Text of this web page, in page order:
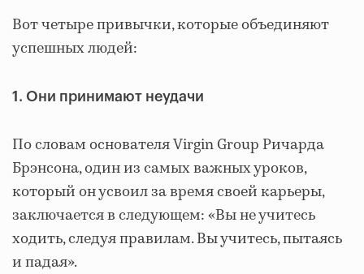
Вот четыре привычки, которые объединяют
успешных людей:
1. Они принимают неудачи
По словам основателя Virgin Group Ричарда
Брэнсона, один из самых важных уроков,
который он усвоил за время своей карьеры,
заключается в следующем: «Вы не учитесь
ходить, следуя правилам. Вы учитесь, пытаясь
и падая».